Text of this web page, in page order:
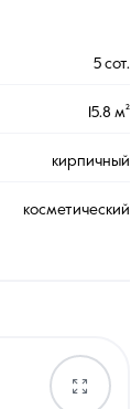
5 сот.
15.8 м²
кирпичный
косметический